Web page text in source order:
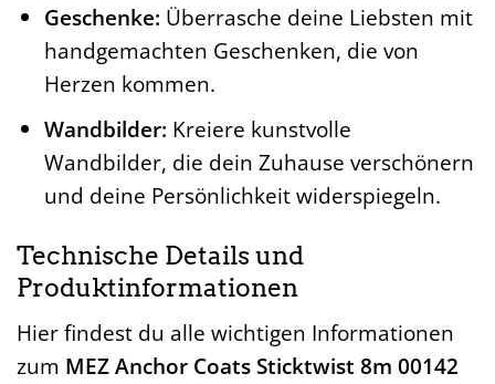
Geschenke: Überrasche deine Liebsten mit
handgemachten Geschenken, die von
Herzen kommen.
Wandbilder: Kreiere kunstvolle
Wandbilder, die dein Zuhause verschönern
und deine Persönlichkeit widerspiegeln.
Technische Details und
Produktinformationen
Hier findest du alle wichtigen Informationen
zum MEZ Anchor Coats Sticktwist 8m 00142